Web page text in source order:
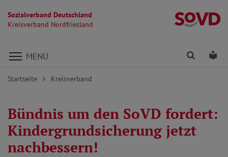
Sozialverband Deutschland
Kreisverband Nordfriesland
Direkt zu den Inhalten springen
MENÜ Finden
Startseite Kreisverband
Bündnis um den SoVD fordert:
Kindergrundsicherung jetzt
nachbessern!